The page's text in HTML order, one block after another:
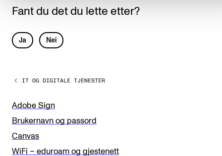
Fant du det du lette etter?
L
v
e
t
h
i
Ja Nei
IT OG DIGITALE TJENESTER
Adobe Sign
Brukernavn og passord
Canvas
WiFi – eduroam og gjestenett